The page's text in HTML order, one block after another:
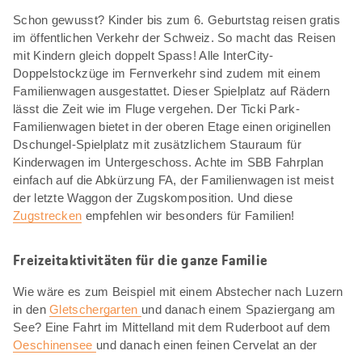
Schon gewusst? Kinder bis zum 6. Geburtstag reisen gratis
im öffentlichen Verkehr der Schweiz. So macht das Reisen
mit Kindern gleich doppelt Spass! Alle InterCity-
Doppelstockzüge im Fernverkehr sind zudem mit einem
Familienwagen ausgestattet. Dieser Spielplatz auf Rädern
lässt die Zeit wie im Fluge vergehen. Der Ticki Park-
Familienwagen bietet in der oberen Etage einen originellen
Dschungel-Spielplatz mit zusätzlichem Stauraum für
Kinderwagen im Untergeschoss. Achte im SBB Fahrplan
einfach auf die Abkürzung FA, der Familienwagen ist meist
der letzte Waggon der Zugskomposition. Und diese
Zugstrecken empfehlen wir besonders für Familien!
Freizeitaktivitäten für die ganze Familie
Wie wäre es zum Beispiel mit einem Abstecher nach Luzern
in denGletschergarten und danach einem Spaziergang am
See? Eine Fahrt im Mittelland mit dem Ruderboot auf dem
Oeschinensee und danach einen feinen Cervelat an der